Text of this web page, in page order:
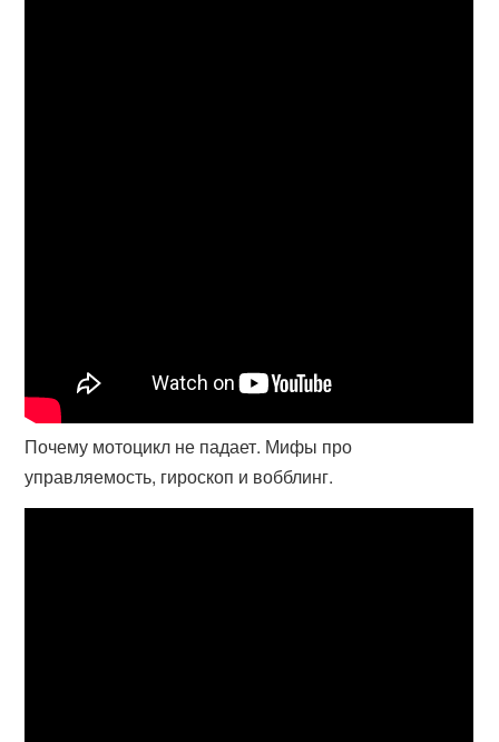
Почему мотоцикл не падает. Мифы про
управляемость, гироскоп и вобблинг.